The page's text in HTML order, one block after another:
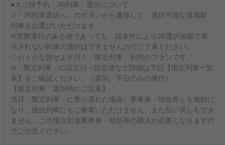
●スゴ得予約 JR列車 選択について
◇「JR列車選択へ」のボタンから遷移して、選択可能な発着駅・
列車をお選びいただけます。
※実際運行のある便であっても、諸条件によりJR選択画面で表
示されない列車の選択はできませんのでご了承ください。
◇おトクな旅せよ平日！「限定列車」利用のプランです。
※「限定列車」の設定日・設定便など詳細は下記【限定列車一覧
表】をご確認ください。（原則、平日のみの運行）
【限定列車 選択時のご注意】
当日「限定列車」に乗り遅れた場合、乗車券・特急券とも無効に
なり、後続列車にもご乗車いただけません。また払い戻しもでき
ません。この場合別途乗車券・特急券の購入が必要となりますの
でご注意ください。